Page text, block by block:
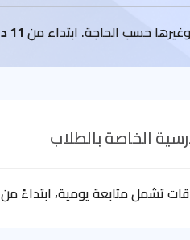
حسب الحاجة. ابتداء من11 دولار أمريكي
الخاصة بالطلاب
تشمل متابعة يومية، ابتداءً من